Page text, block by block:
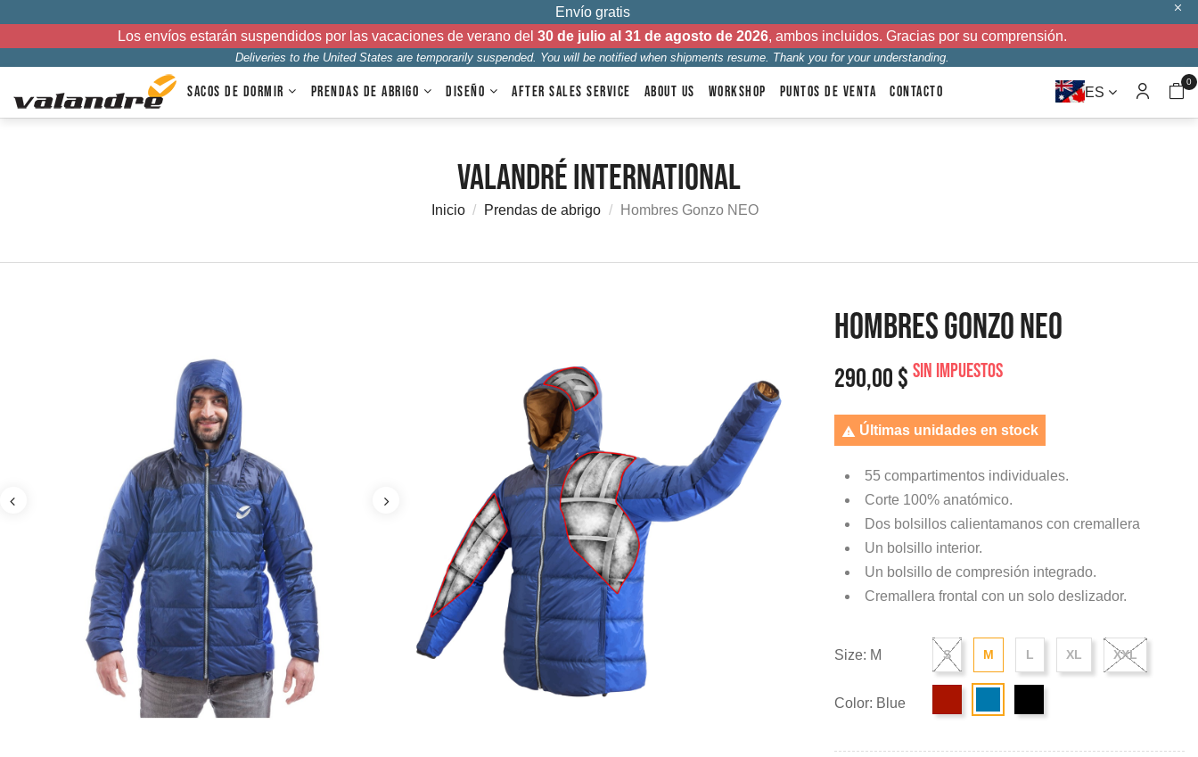
Envío gratis
Los envíos estarán suspendidos por las vacaciones de verano del 30 de julio al 31 de agosto de 2026, ambos incluidos. Gracias por su comprensión.
Deliveries to the United States are temporarily suspended. You will be notified when shipments resume. Thank you for your understanding.
SACOS DE DORMIR PRENDAS DE ABRIGO DISEÑO AFTER SALES SERVICE ABOUT US WORKSHOP PUNTOS DE VENTA CONTACTO ES
0
Valandré International
Inicio Prendas de abrigo Hombres Gonzo NEO
HOMBRES GONZO NEO
290,00 $ Sin impuestos
 Últimas unidades en stock
55 compartimentos individuales.
Corte 100% anatómico.
Dos bolsillos calientamanos con cremallera
Un bolsillo interior.
Un bolsillo de compresión integrado.
Cremallera frontal con un solo deslizador.
Size: M S M L XL XXL
Color: Blue